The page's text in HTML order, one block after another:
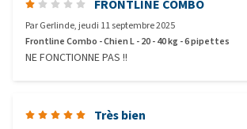
FRONTLINE COMBO
ParGerlinde, jeudi 11 septembre 2025
Frontline Combo - Chien L - 20 - 40 kg - 6 pipettes
NE FONCTIONNE PAS !!
Très bien